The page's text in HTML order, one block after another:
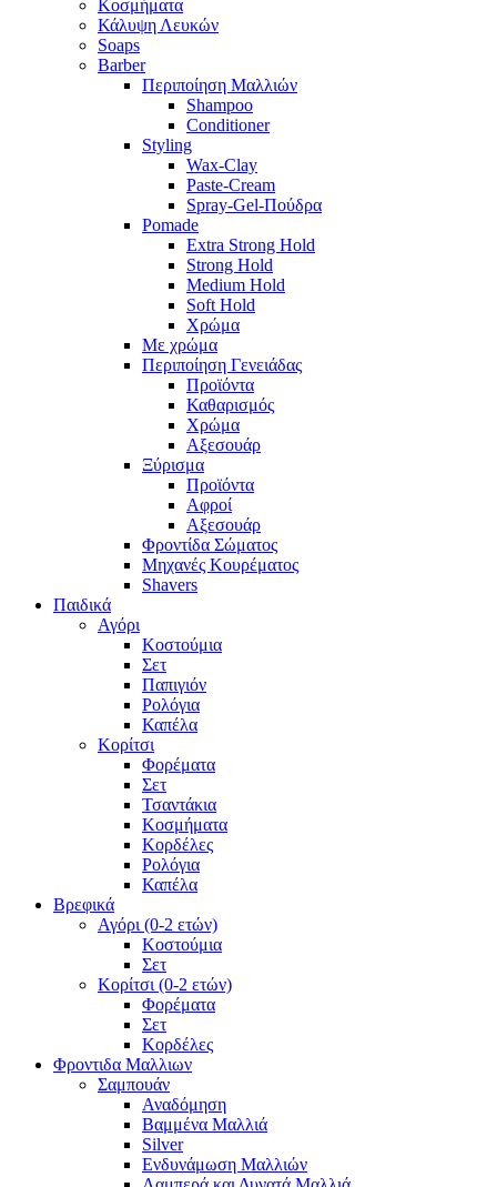
Κοσμήματα
Κάλυψη Λευκών
Soaps
Barber
Περιποίηση Μαλλιών
Shampoo
Conditioner
Styling
Wax-Clay
Paste-Cream
Spray-Gel-Πούδρα
Pomade
Extra Strong Hold
Strong Hold
Medium Hold
Soft Hold
Χρώμα
Με χρώμα
Περιποίηση Γενειάδας
Προϊόντα
Καθαρισμός
Χρώμα
Αξεσουάρ
Ξύρισμα
Προϊόντα
Αφροί
Αξεσουάρ
Φροντίδα Σώματος
Μηχανές Κουρέματος
Shavers
Παιδικά
Αγόρι
Κοστούμια
Σετ
Παπιγιόν
Ρολόγια
Καπέλα
Κορίτσι
Φορέματα
Σετ
Τσαντάκια
Κοσμήματα
Κορδέλες
Ρολόγια
Καπέλα
Βρεφικά
Αγόρι (0-2 ετών)
Κοστούμια
Σετ
Κορίτσι (0-2 ετών)
Φορέματα
Σετ
Κορδέλες
Φροντιδα Μαλλιων
Σαμπουάν
Αναδόμηση
Βαμμένα Μαλλιά
Silver
Ενδυνάμωση Μαλλιών